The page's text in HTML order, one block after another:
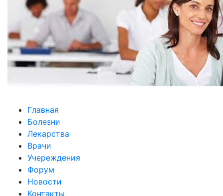
Главная
Болезни
Лекарства
Врачи
Учереждения
Форум
Новости
Контакты